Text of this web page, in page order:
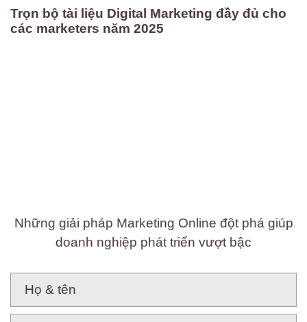
Trọn bộ tài liệu Digital Marketing đầy đủ cho
các marketers năm 2025
Những giải pháp Marketing Online đột phá giúp
doanh nghiệp phát triển vượt bậc